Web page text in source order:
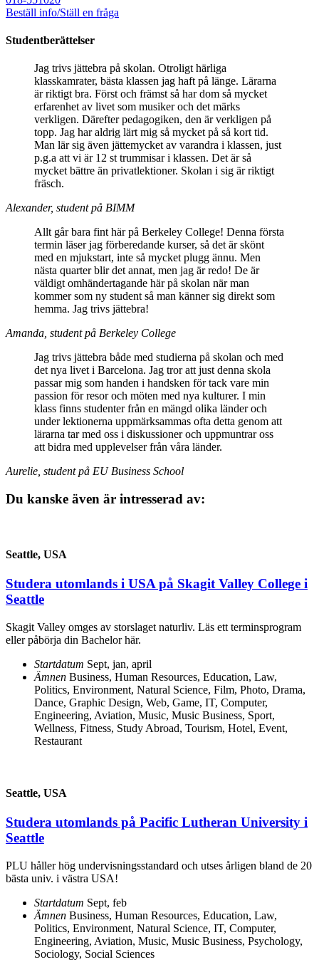
Beställ info/Ställ en fråga
Studentberättelser
Jag trivs jättebra på skolan. Otroligt härliga
klasskamrater, bästa klassen jag haft på länge. Lärarna
är riktigt bra. Först och främst så har dom så mycket
erfarenhet av livet som musiker och det märks
verkligen. Därefter pedagogiken, den är verkligen på
topp. Jag har aldrig lärt mig så mycket på så kort tid.
Man lär sig även jättemycket av varandra i klassen, just
p.g.a att vi är 12 st trummisar i klassen. Det är så
mycket bättre än privatlektioner. Skolan i sig är riktigt
fräsch.
Alexander, student på BIMM
Allt går bara fint här på Berkeley College! Denna första
termin läser jag förberedande kurser, så det är skönt
med en mjukstart, inte så mycket plugg ännu. Men
nästa quarter blir det annat, men jag är redo! De är
väldigt omhändertagande här på skolan när man
kommer som ny student så man känner sig direkt som
hemma. Jag trivs jättebra!
Amanda, student på Berkeley College
Jag trivs jättebra både med studierna på skolan och med
det nya livet i Barcelona. Jag tror att just denna skola
passar mig som handen i handsken för tack vare min
passion för resor och möten med nya kulturer. I min
klass finns studenter från en mängd olika länder och
under lektionerna uppmärksammas ofta detta genom att
lärarna tar med oss i diskussioner och uppmuntrar oss
att bidra med upplevelser från våra länder.
Aurelie, student på EU Business School
Du kanske även är intresserad av:
Seattle, USA
Studera utomlands i USA på Skagit Valley College i
Seattle
Skagit Valley omges av storslaget naturliv. Läs ett terminsprogram
eller påbörja din Bachelor här.
Startdatum Sept, jan, april
Ämnen Business, Human Resources, Education, Law,
Politics, Environment, Natural Science, Film, Photo, Drama,
Dance, Graphic Design, Web, Game, IT, Computer,
Engineering, Aviation, Music, Music Business, Sport,
Wellness, Fitness, Study Abroad, Tourism, Hotel, Event,
Restaurant
Seattle, USA
Studera utomlands på Pacific Lutheran University i
Seattle
PLU håller hög undervisningsstandard och utses årligen bland de 20
bästa univ. i västra USA!
Startdatum Sept, feb
Ämnen Business, Human Resources, Education, Law,
Politics, Environment, Natural Science, IT, Computer,
Engineering, Aviation, Music, Music Business, Psychology,
Sociology, Social Sciences